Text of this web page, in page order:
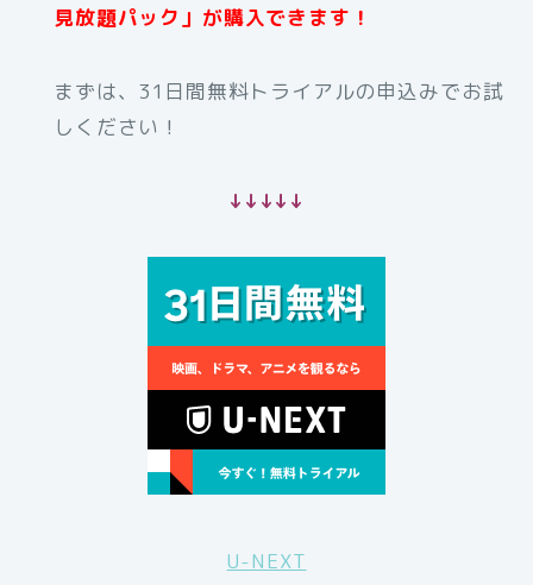
見放題パック」が購入できます！
まずは、31日間無料トライアルの申込みでお試
しください！
↓↓↓↓↓
U-NEXT